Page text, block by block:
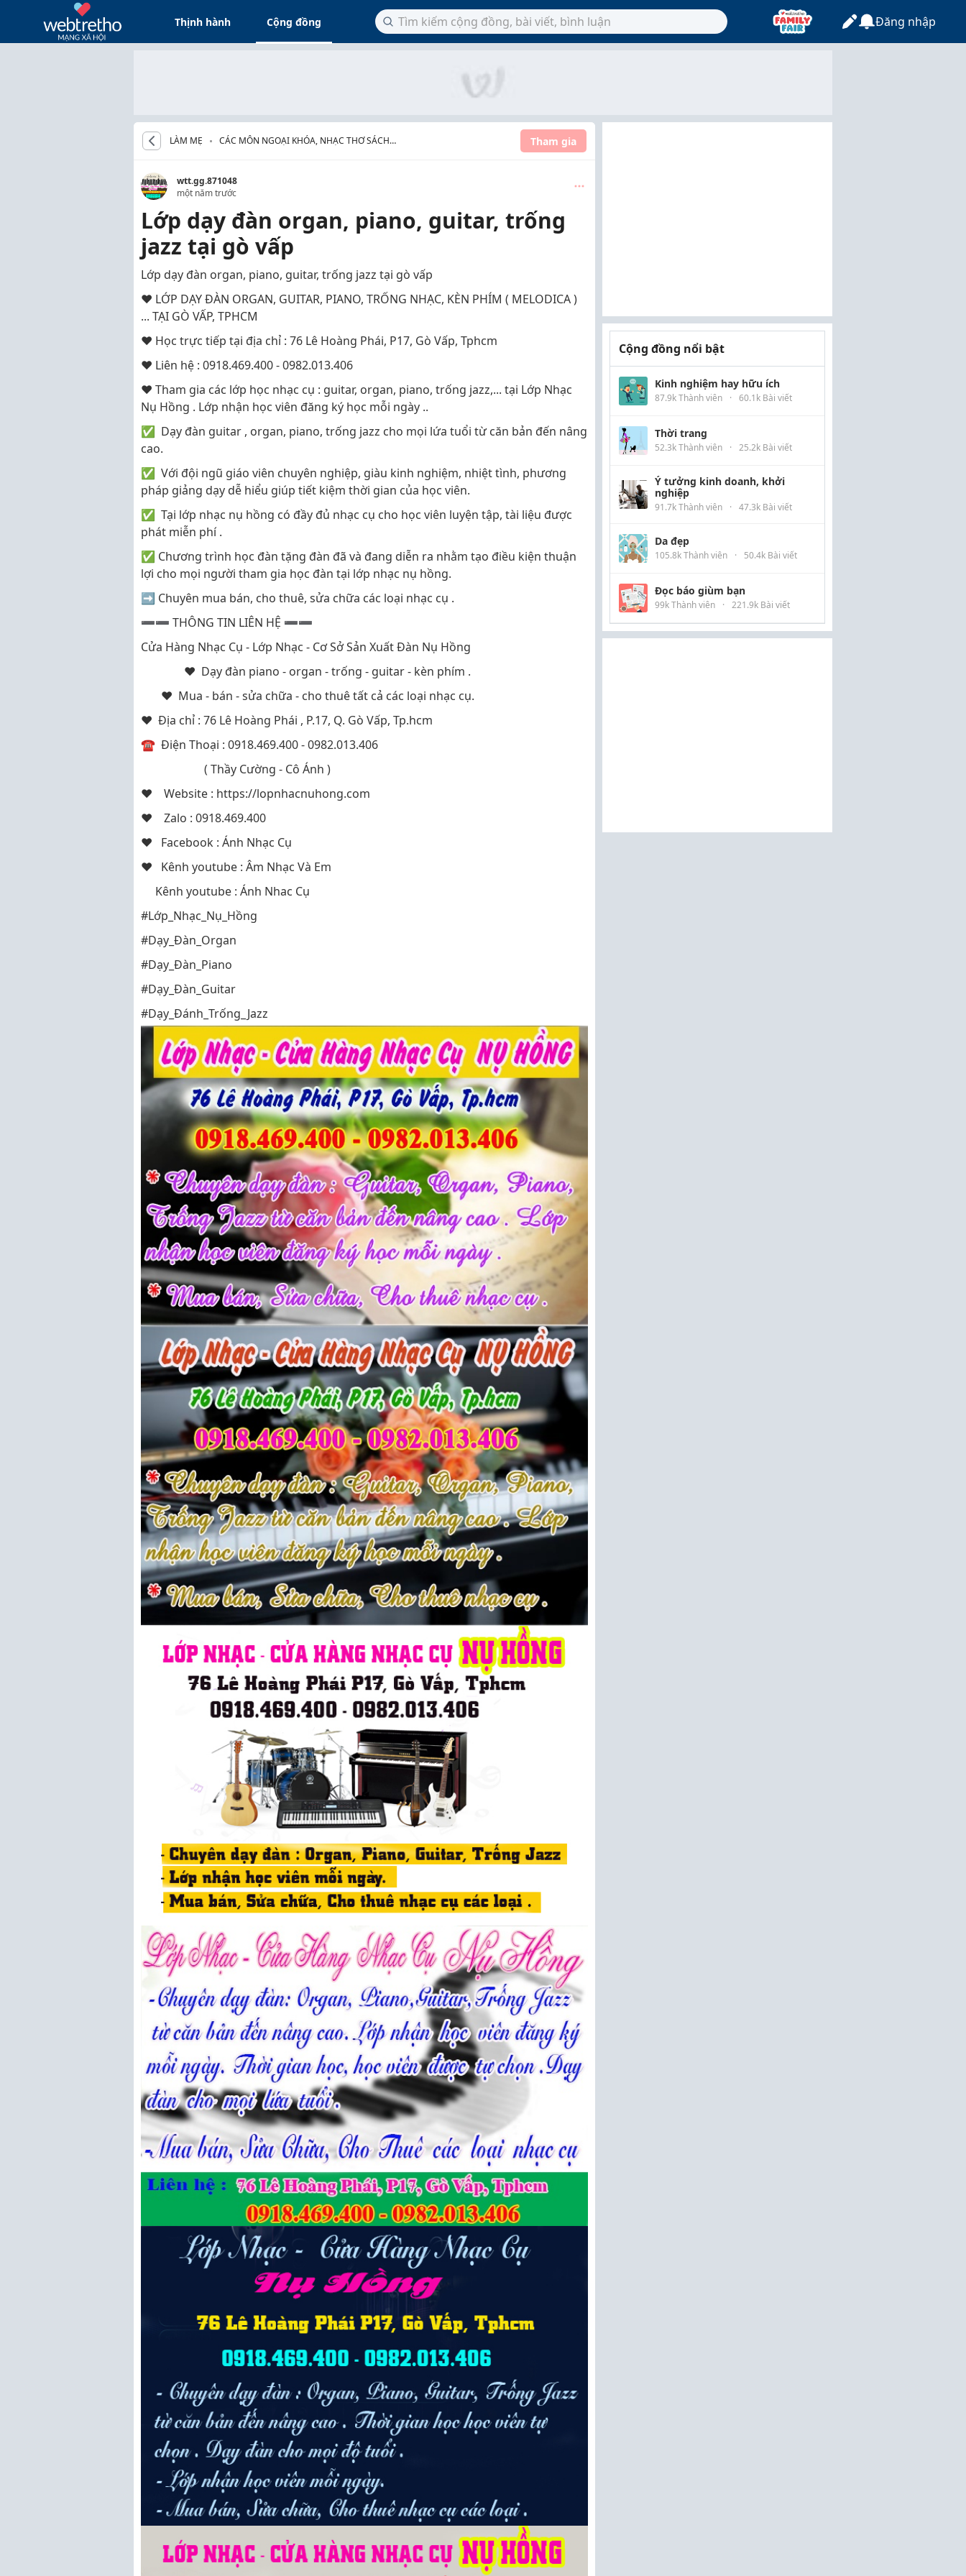
Thịnh hành Cộng đồng Đăng nhập
LÀM MẸ
CÁC MÔN NGOẠI KHÓA, NHẠC THƠ SÁCH
Tham gia
wtt.gg.871048
một năm trước
Lớp dạy đàn organ, piano, guitar, trống
jazz tại gò vấp
Lớp dạy đàn organ, piano, guitar, trống jazz tại gò vấp
♥ LỚP DẠY ĐÀN ORGAN, GUITAR, PIANO, TRỐNG NHẠC, KÈN PHÍM ( MELODICA )
... TẠI GÒ VẤP, TPHCM
♥ Học trực tiếp tại địa chỉ : 76 Lê Hoàng Phái, P17, Gò Vấp, Tphcm
♥ Liên hệ : 0918.469.400 - 0982.013.406
♥ Tham gia các lớp học nhạc cụ : guitar, organ, piano, trống jazz,... tại Lớp Nhạc
Nụ Hồng . Lớp nhận học viên đăng ký học mỗi ngày ..
✅ Dạy đàn guitar , organ, piano, trống jazz cho mọi lứa tuổi từ căn bản đến nâng
cao.
✅ Với đội ngũ giáo viên chuyên nghiệp, giàu kinh nghiệm, nhiệt tình, phương
pháp giảng dạy dễ hiểu giúp tiết kiệm thời gian của học viên.
✅ Tại lớp nhạc nụ hồng có đầy đủ nhạc cụ cho học viên luyện tập, tài liệu được
phát miễn phí .
✅ Chương trình học đàn tặng đàn đã và đang diễn ra nhằm tạo điều kiện thuận
lợi cho mọi người tham gia học đàn tại lớp nhạc nụ hồng.
➡ Chuyên mua bán, cho thuê, sửa chữa các loại nhạc cụ .
➖➖ THÔNG TIN LIÊN HỆ ➖➖
Cửa Hàng Nhạc Cụ - Lớp Nhạc - Cơ Sở Sản Xuất Đàn Nụ Hồng
♥ Dạy đàn piano - organ - trống - guitar - kèn phím .
♥ Mua - bán - sửa chữa - cho thuê tất cả các loại nhạc cụ.
♥ Địa chỉ : 76 Lê Hoàng Phái , P.17, Q. Gò Vấp, Tp.hcm
☎ Điện Thoại : 0918.469.400 - 0982.013.406
( Thầy Cường - Cô Ánh )
♥ Website : https://lopnhacnuhong.com
♥ Zalo : 0918.469.400
♥ Facebook : Ánh Nhạc Cụ
♥ Kênh youtube : Âm Nhạc Và Em
Kênh youtube : Ánh Nhac Cụ
#Lớp_Nhạc_Nụ_Hồng
#Dạy_Đàn_Organ
#Dạy_Đàn_Piano
#Dạy_Đàn_Guitar
#Dạy_Đánh_Trống_Jazz
Cộng đồng nổi bật
Kinh nghiệm hay hữu ích
87.9k Thành viên · 60.1k Bài viết
Thời trang
52.3k Thành viên · 25.2k Bài viết
Ý tưởng kinh doanh, khởi
nghiệp
91.7k Thành viên · 47.3k Bài viết
Da đẹp
105.8k Thành viên · 50.4k Bài viết
Đọc báo giùm bạn
99k Thành viên · 221.9k Bài viết